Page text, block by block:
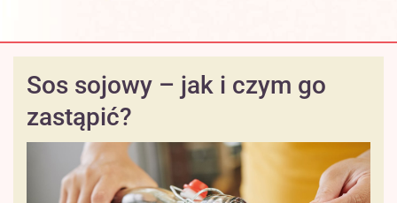
Sos sojowy – jak i czym go
zastąpić?